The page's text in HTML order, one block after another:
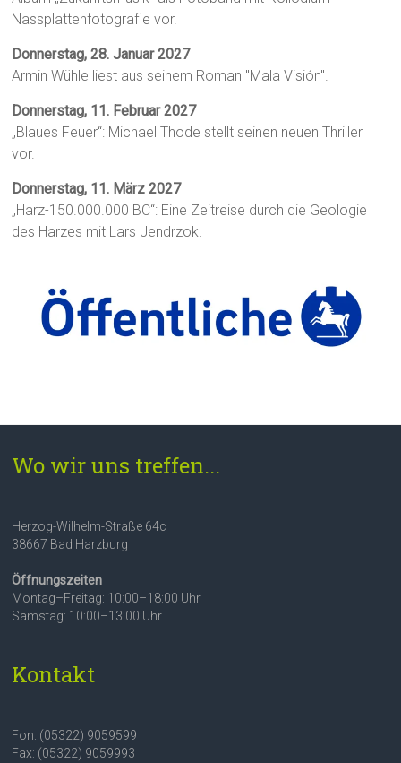
Nassplattenfotografie vor.
Donnerstag, 28. Januar 2027
Armin Wühle liest aus seinem Roman "Mala Visión".
Donnerstag, 11. Februar 2027
„Blaues Feuer“: Michael Thode stellt seinen neuen Thriller
vor.
Donnerstag, 11. März 2027
„Harz-150.000.000 BC“: Eine Zeitreise durch die Geologie
des Harzes mit Lars Jendrzok.
Wo wir uns treffen...
Herzog-Wilhelm-Straße 64c
38667 Bad Harzburg
Öffnungszeiten
Montag–Freitag: 10:00–18:00 Uhr
Samstag: 10:00–13:00 Uhr
Kontakt
Fon: (05322) 9059599
Fax: (05322) 9059993